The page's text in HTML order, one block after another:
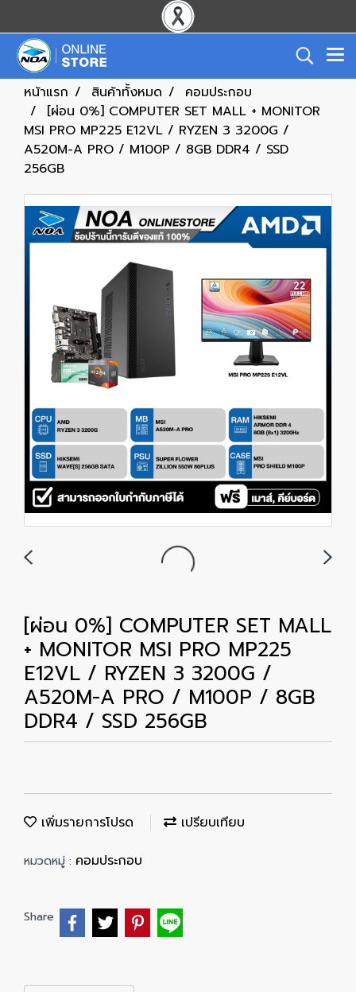
หน้าแรก สินค้าทั้งหมด
คอมประกอบ
[ผ่อน 0%] COMPUTER SET MALL + MONITOR
MSI PRO MP225 E12VL / RYZEN 3 3200G /
A520M-A PRO / M100P / 8GB DDR4 / SSD
256GB
[ผ่อน 0%] COMPUTER SET MALL
+ MONITOR MSI PRO MP225
E12VL / RYZEN 3 3200G /
A520M-A PRO / M100P / 8GB
DDR4 / SSD 256GB
เพิ่มรายการโปรด เปรียบเทียบ
หมวดหมู่ : คอมประกอบ
Share